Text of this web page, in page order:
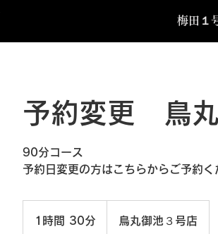
梅田１
予約変更 鳥
90分コース
予約日変更の方はこちらからご予約く
1時間 30分 鳥丸御池３号店